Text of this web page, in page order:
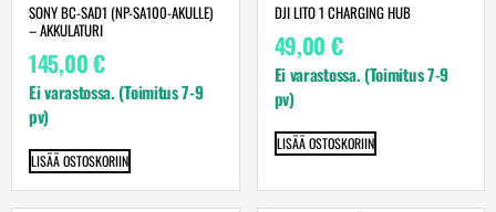
SONY BC-SAD1 (NP-SA100-AKULLE)
– AKKULATURI
145,00€
Ei varastossa. (Toimitus 7-9
pv)
LISÄÄ OSTOSKORIIN
DJI LITO 1 CHARGING HUB
49,00 €
Ei varastossa. (Toimitus 7-9
pv)
LISÄÄ OSTOSKORIIN